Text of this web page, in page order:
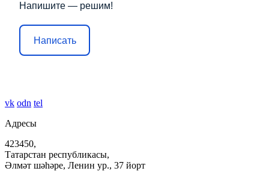
Напишите — решим!
Написать
vk odn tel
Адресы
423450,
Татарстан республикасы,
Әлмәт шәһәре, Ленин ур., 37 йорт